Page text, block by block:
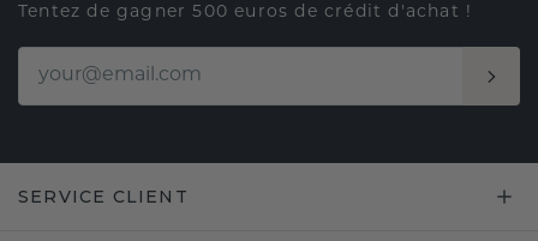
Tentez de gagner 500 euros de crédit d'achat !
SERVICE CLIENT